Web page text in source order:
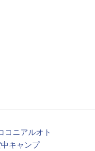
コニアルオト
中キャンプ